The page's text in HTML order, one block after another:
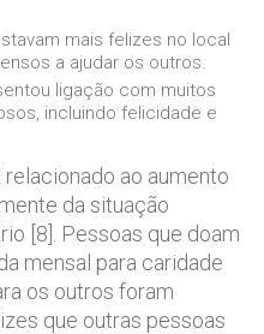
mais felizes no local
a ajudar os outros.
ligação com muitos
incluindo felicidade e
ao aumento
da situação
[8]. Pessoas que doam
mensal para caridade
os outros foram
que outras pessoas